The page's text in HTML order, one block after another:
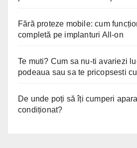
Fără proteze mobile: cum
completă pe implanturi All-on
Te muti? Cum sa nu-ti avariezi
podeaua sau sa te pricopsesti
De unde poți să îți cumperi
condiționat?